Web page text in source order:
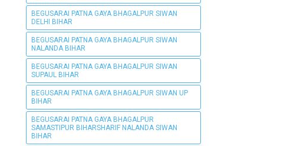
BEGUSARAI PATNA GAYA BHAGALPUR SIWAN
DELHI BIHAR
BEGUSARAI PATNA GAYA BHAGALPUR SIWAN
NALANDA BIHAR
BEGUSARAI PATNA GAYA BHAGALPUR SIWAN
SUPAUL BIHAR
BEGUSARAI PATNA GAYA BHAGALPUR SIWAN UP
BIHAR
BEGUSARAI PATNA GAYA BHAGALPUR
SAMASTIPUR BIHARSHARIF NALANDA SIWAN
BIHAR